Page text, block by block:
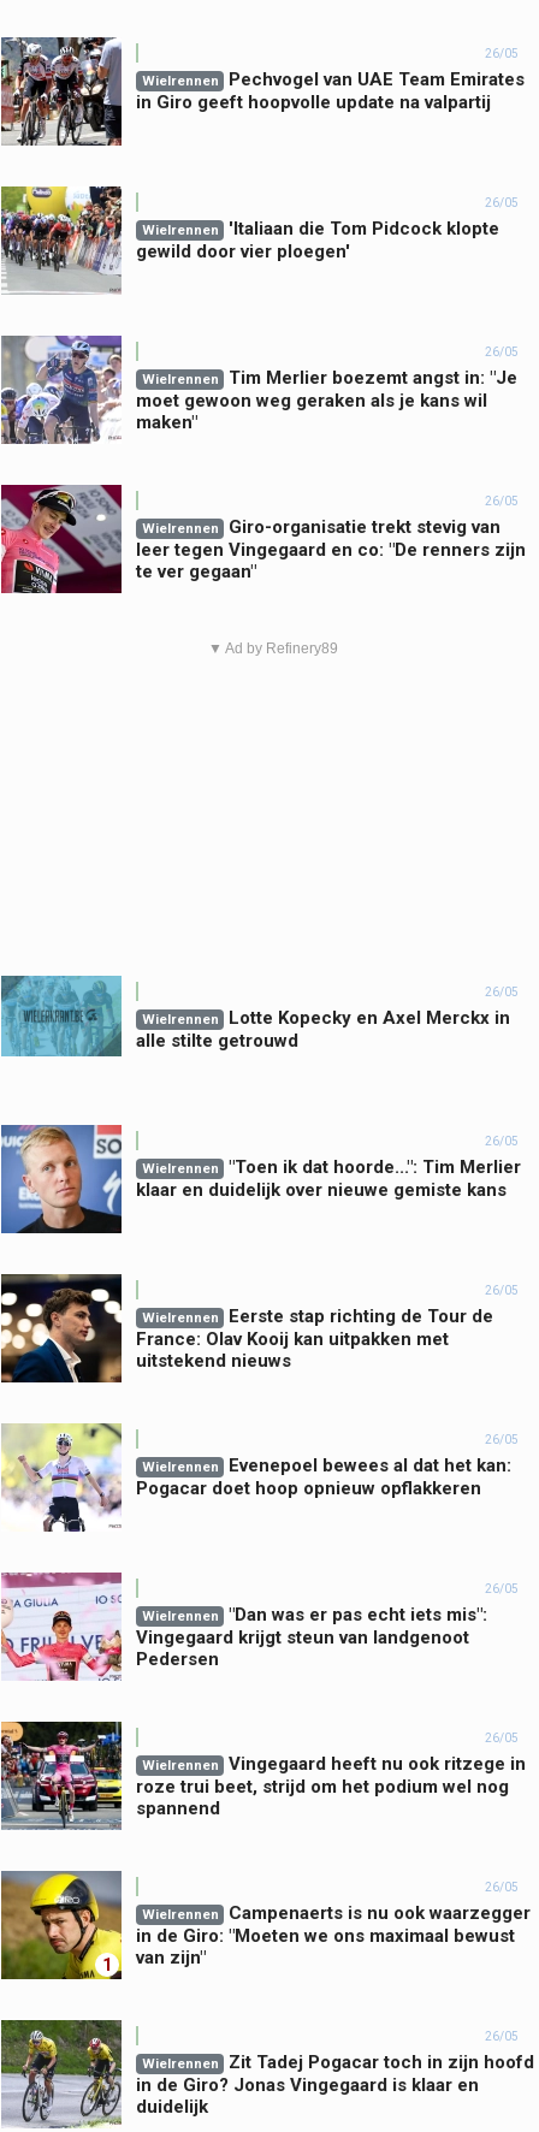
26/05
Wielrennen
Pechvogel van UAE Team Emirates
in Giro geeft hoopvolle update na valpartij
26/05
Wielrennen
'Italiaan die Tom Pidcock klopte
gewild door vier ploegen'
26/05
Wielrennen
Tim Merlier boezemt angst in: "Je
moet gewoon weg geraken als je kans wil
maken"
26/05
Wielrennen
Giro-organisatie trekt stevig van
leer tegen Vingegaard en co: "De renners zijn
te ver gegaan"
▼ Ad by Refinery89
26/05
Wielrennen
Lotte Kopecky en Axel Merckx in
alle stilte getrouwd
26/05
Wielrennen
"Toen ik dat hoorde...": Tim Merlier
klaar en duidelijk over nieuwe gemiste kans
26/05
Wielrennen
Eerste stap richting de Tour de
France: Olav Kooij kan uitpakken met
uitstekend nieuws
26/05
Wielrennen
Evenepoel bewees al dat het kan:
Pogacar doet hoop opnieuw opflakkeren
26/05
Wielrennen
"Dan was er pas echt iets mis":
Vingegaard krijgt steun van landgenoot
Pedersen
26/05
Wielrennen
Vingegaard heeft nu ook ritzege in
roze trui beet, strijd om het podium wel nog
spannend
1
26/05
Wielrennen
Campenaerts is nu ook waarzegger
in de Giro: "Moeten we ons maximaal bewust
van zijn"
26/05
Wielrennen
Zit Tadej Pogacar toch in zijn hoofd
in de Giro? Jonas Vingegaard is klaar en
duidelijk